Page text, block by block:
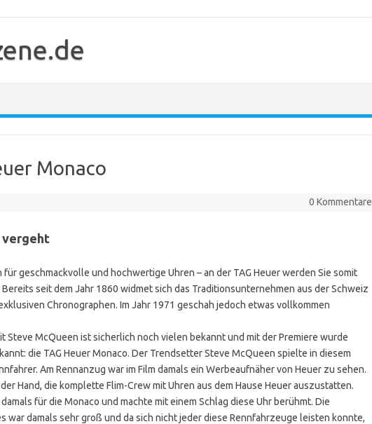
Monaco
0 Kommentare
vergeht
geschmackvolle und hochwertige Uhren – an der TAG Heuer werden Sie somit
seit dem Jahr 1860 widmet sich das Traditionsunternehmen aus der Schweiz
Chronographen. Im Jahr 1971 geschah jedoch etwas vollkommen
Steve McQueen ist sicherlich noch vielen bekannt und mit der Premiere wurde
die TAG Heuer Monaco. Der Trendsetter Steve McQueen spielte in diesem
Am Rennanzug war im Film damals ein Werbeaufnäher von Heuer zu sehen.
Hand, die komplette Flim-Crew mit Uhren aus dem Hause Heuer auszustatten.
für die Monaco und machte mit einem Schlag diese Uhr berühmt. Die
war damals sehr groß und da sich nicht jeder diese Rennfahrzeuge leisten konnte,